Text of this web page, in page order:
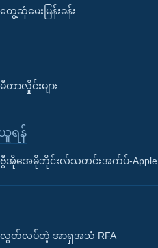
တွေ့ဆုံမေးမြန်းခန်း
မီတာလှိုင်းများ
ရန်
ဗွီအိုအေမိုဘိုင်းလ်သတင်းအက်ပ်-Apple
လွတ်လပ်တဲ့ အာရှအသံ RFA